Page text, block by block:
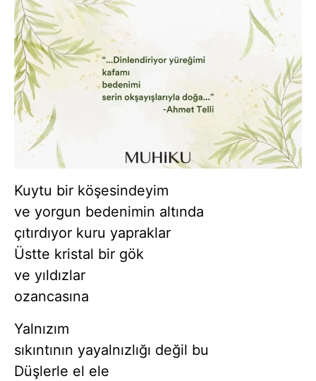
Kuytu bir köşesindeyim
ve yorgun bedenimin altında
çıtırdıyor kuru yapraklar
Üstte kristal bir gök
ve yıldızlar
ozancasına
Yalnızım
sıkıntının yayalnızlığı değil bu
Düşlerle el ele